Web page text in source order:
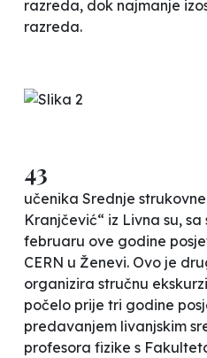
razreda, dok najmanje
razreda.
43
učenika Srednje
Kranjčević“ iz Livna su,
februaru ove godine
CERN u Ženevi. Ovo je
organizira stručnu
počelo prije tri godine
predavanjem livanjskim
profesora fizike s